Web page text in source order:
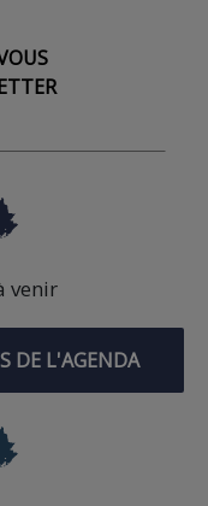
venir
DE L'AGENDA